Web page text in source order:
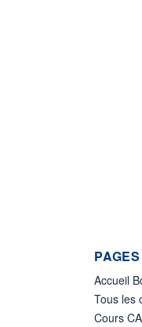
Accueil
Tous les
Cours